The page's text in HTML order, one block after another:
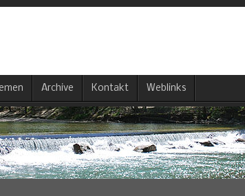
Archive Kontakt Weblinks